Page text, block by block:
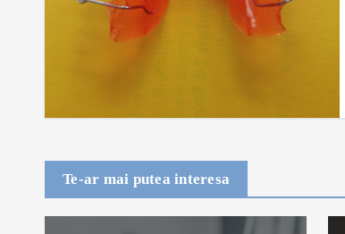
Te-ar mai putea interesa